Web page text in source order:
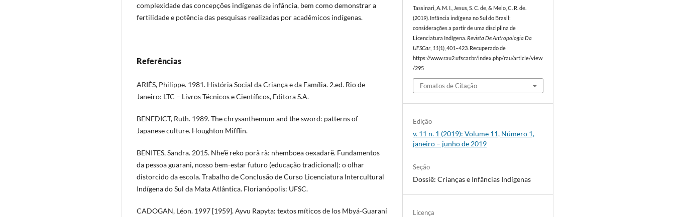
complexidade das concepções indígenas de infância, bem como demonstrar a
fertilidade e potência das pesquisas realizadas por acadêmicos indígenas.
Referências
ARIÈS, Philippe. 1981. História Social da Criança e da Família. 2.ed. Rio de
Janeiro: LTC – Livros Técnicos e Científicos, Editora S.A.
BENEDICT, Ruth. 1989. The chrysanthemum and the sword: patterns of
Japanese culture. Houghton Mifflin.
BENITES, Sandra. 2015. Nhe’ë reko porã rã: nhemboea oexadarë. Fundamentos
da pessoa guarani, nosso bem-estar futuro (educação tradicional): o olhar
distorcido da escola. Trabalho de Conclusão de Curso Licenciatura Intercultural
Indígena do Sul da Mata Atlântica. Florianópolis: UFSC.
CADOGAN, Léon. 1997 [1959]. Ayvu Rapyta: textos míticos de los Mbyá-Guaraní
Tassinari, A. M. I., Jesus, S. C. de, & Melo, C. R. de.
(2019). Infância indígena no Sul do Brasil:
considerações a partir de uma disciplina de
Licenciatura Indígena.Revista De Antropologia Da
UFSCar 11(1), 401–423. Recuperado de
https://www.rau2.ufscar.br/index.php/rau/article/view
/295
Fomatos de Citação
Edição
v. 11 n. 1 (2019): Volume 11, Número 1,
janeiro – junho de 2019
Seção
Dossiê: Crianças e Infâncias Indígenas
Licença